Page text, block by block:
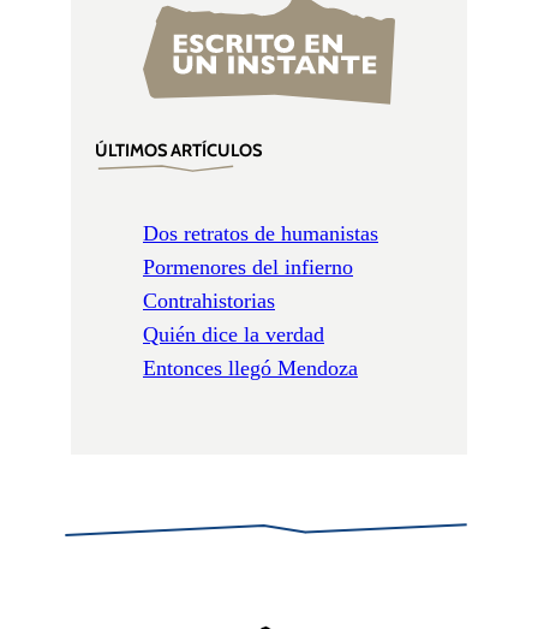
ÚLTIMOS ARTÍCULOS
Dos retratos de humanistas
Pormenores del infierno
Contrahistorias
Quién dice la verdad
Entonces llegó Mendoza